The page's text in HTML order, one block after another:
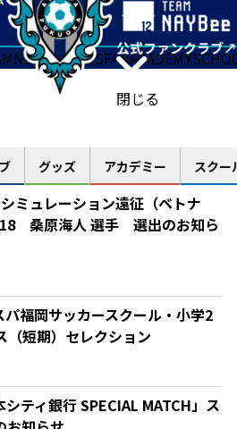
閉じる
NEWSGOODSFANACADEMY
グッズ アカデミー スクー
ミュレーション遠征（ベトナ
桑原海人 選手 選出のお知ら
パ福岡サッカースクール・小学2
（短期）セレクション
ティ銀行 SPECIAL MATCH」ス